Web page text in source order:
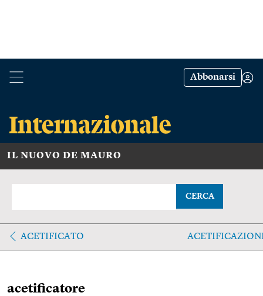
Abbonarsi
IL NUOVO DE MAURO
CERCA
ACETIFICATO
acetificatore